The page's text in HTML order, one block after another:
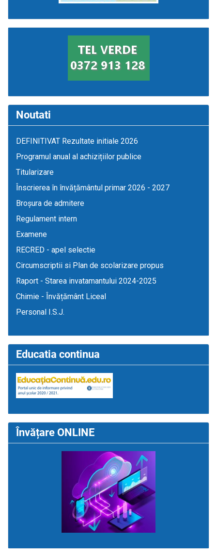
Noutati
DEFINITIVAT Rezultate initiale 2026
Programul anual al achizițiilor publice
Titularizare
Înscrierea în învățământul primar 2026 - 2027
Broșura de admitere
Regulament intern
Examene
RECRED - apel selectie
Circumscriptii si Plan de scolarizare propus
Raport - Starea invatamantului 2024-2025
Chimie - Învățământ Liceal
Personal I.S.J.
Educatia continua
Învățare ONLINE